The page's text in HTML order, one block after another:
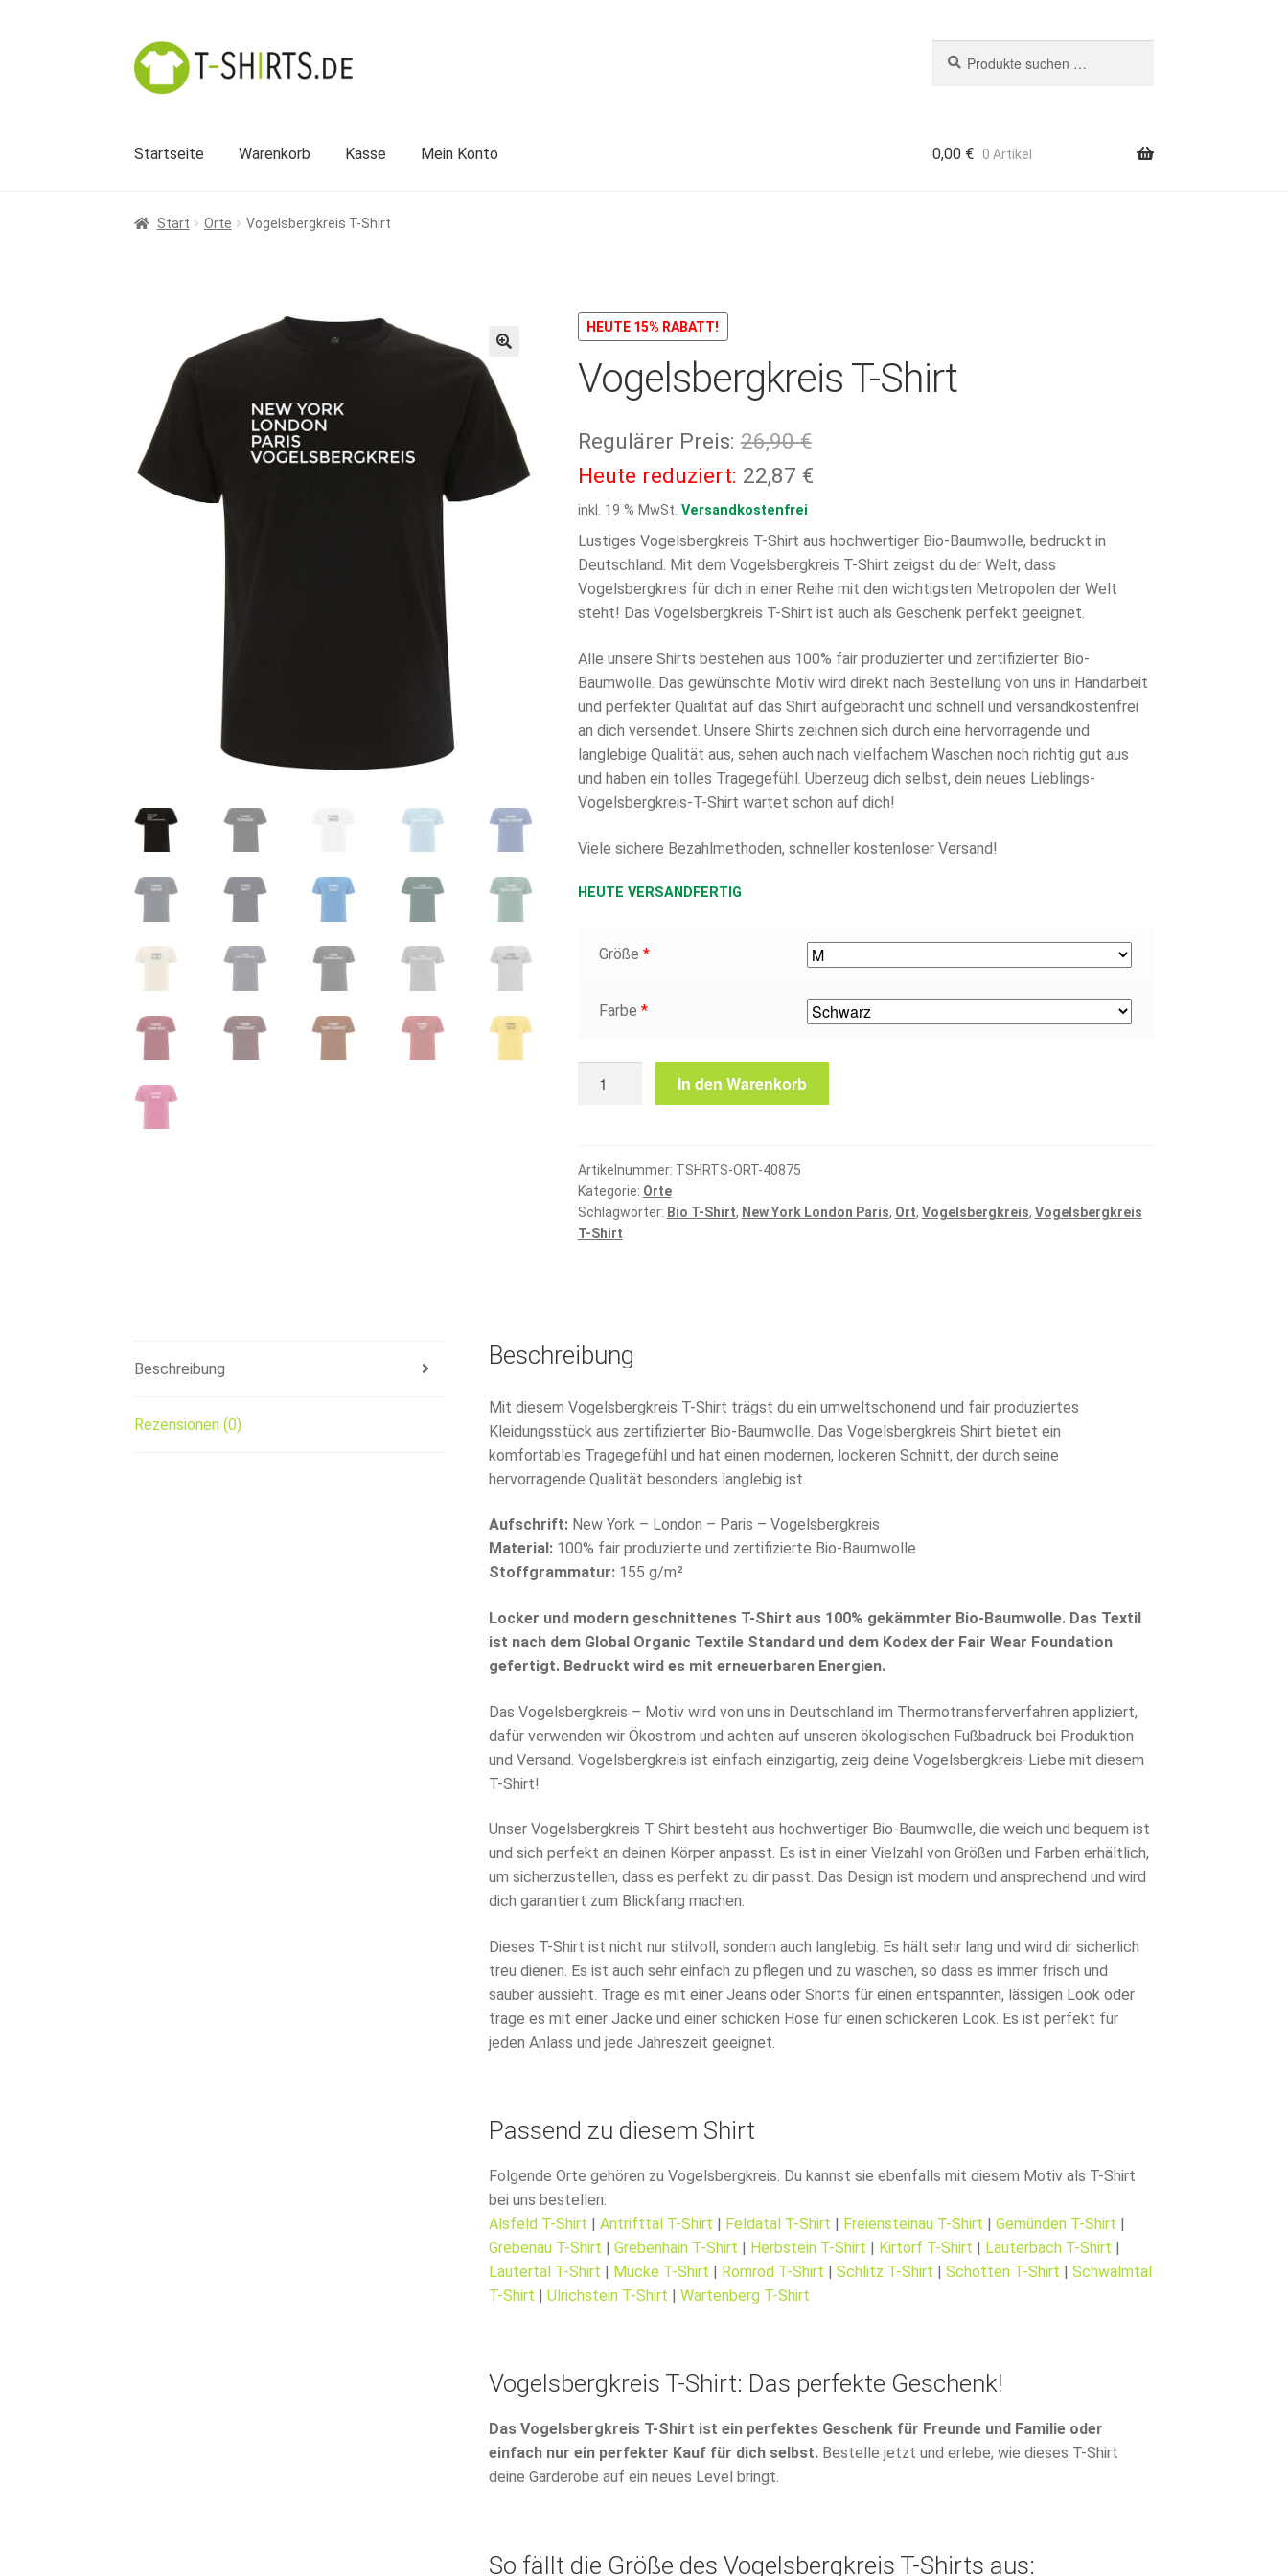
Zur
Navigation
springen
Zum
Inhalt
springen
nach:
Startseite Warenkorb Kasse Mein Konto 0,00 € 0 Artikel
Start Orte Vogelsbergkreis T-Shirt
HEUTE 15% RABATT!
Vogelsbergkreis T-Shirt
Regulärer Preis: 26,90€Ursprünglicher
Preis
26,90 €
Heute reduziert: 22,87 €Aktueller
ist:
22,87 €.
inkl. 19 % MwSt. Versandkostenfrei
Lustiges Vogelsbergkreis T-Shirt aus hochwertiger Bio-Baumwolle, bedruckt in
Deutschland. Mit dem Vogelsbergkreis T-Shirt zeigst du der Welt, dass
Vogelsbergkreis für dich in einer Reihe mit den wichtigsten Metropolen der Welt
steht! Das Vogelsbergkreis T-Shirt ist auch als Geschenk perfekt geeignet.
Alle unsere Shirts bestehen aus 100% fair produzierter und zertifizierter Bio-
Baumwolle. Das gewünschte Motiv wird direkt nach Bestellung von uns in Handarbeit
und perfekter Qualität auf das Shirt aufgebracht und schnell und versandkostenfrei
an dich versendet. Unsere Shirts zeichnen sich durch eine hervorragende und
langlebige Qualität aus, sehen auch nach vielfachem Waschen noch richtig gut aus
und haben ein tolles Tragegefühl. Überzeug dich selbst, dein neues Lieblings-
Vogelsbergkreis-T-Shirt wartet schon auf dich!
Viele sichere Bezahlmethoden, schneller kostenloser Versand!
HEUTE VERSANDFERTIG
Größe *
Farbe *
In den Warenkorb
Artikelnummer: TSHRTS-ORT-40875
Kategorie: Orte
Schlagwörter: Bio T-Shirt, New York London Paris, Ort, Vogelsbergkreis, Vogelsbergkreis
T-Shirt
Beschreibung
Rezensionen (0)
Beschreibung
Mit diesem Vogelsbergkreis T-Shirt trägst du ein umweltschonend und fair produziertes
Kleidungsstück aus zertifizierter Bio-Baumwolle. Das Vogelsbergkreis Shirt bietet ein
komfortables Tragegefühl und hat einen modernen, lockeren Schnitt, der durch seine
hervorragende Qualität besonders langlebig ist.
Aufschrift: New York – London – Paris – Vogelsbergkreis
Material: 100% fair produzierte und zertifizierte Bio-Baumwolle
Stoffgrammatur: 155 g/m²
Locker und modern geschnittenes T-Shirt aus 100% gekämmter Bio-Baumwolle. Das Textil
ist nach dem Global Organic Textile Standard und dem Kodex der Fair Wear Foundation
gefertigt. Bedruckt wird es mit erneuerbaren Energien.
Das Vogelsbergkreis – Motiv wird von uns in Deutschland im Thermotransferverfahren appliziert,
dafür verwenden wir Ökostrom und achten auf unseren ökologischen Fußbadruck bei Produktion
und Versand. Vogelsbergkreis ist einfach einzigartig, zeig deine Vogelsbergkreis-Liebe mit diesem
T-Shirt!
Unser Vogelsbergkreis T-Shirt besteht aus hochwertiger Bio-Baumwolle, die weich und bequem ist
und sich perfekt an deinen Körper anpasst. Es ist in einer Vielzahl von Größen und Farben erhältlich,
um sicherzustellen, dass es perfekt zu dir passt. Das Design ist modern und ansprechend und wird
dich garantiert zum Blickfang machen.
Dieses T-Shirt ist nicht nur stilvoll, sondern auch langlebig. Es hält sehr lang und wird dir sicherlich
treu dienen. Es ist auch sehr einfach zu pflegen und zu waschen, so dass es immer frisch und
sauber aussieht. Trage es mit einer Jeans oder Shorts für einen entspannten, lässigen Look oder
trage es mit einer Jacke und einer schicken Hose für einen schickeren Look. Es ist perfekt für
jeden Anlass und jede Jahreszeit geeignet.
Passend zu diesem Shirt
Folgende Orte gehören zu Vogelsbergkreis. Du kannst sie ebenfalls mit diesem Motiv als T-Shirt
bei uns bestellen:
Alsfeld T-Shirt |Antrifttal T-Shirt | Feldatal T-Shirt | Freiensteinau T-Shirt |Gemünden T-Shirt |
Grebenau T-Shirt |Grebenhain T-Shirt | Herbstein T-Shirt | Kirtorf T-Shirt | Lauterbach T-Shirt |
Lautertal T-Shirt | Mücke T-Shirt | Romrod T-Shirt |Schlitz T-Shirt |Schotten T-Shirt |Schwalmtal
T-Shirt |Ulrichstein T-Shirt |Wartenberg T-Shirt
Vogelsbergkreis T-Shirt: Das perfekte Geschenk!
Das Vogelsbergkreis T-Shirt ist ein perfektes Geschenk für Freunde und Familie oder
einfach nur ein perfekter Kauf für dich selbst. Bestelle jetzt und erlebe, wie dieses T-Shirt
deine Garderobe auf ein neues Level bringt.
So fällt die Größe des Vogelsbergkreis T-Shirts aus: